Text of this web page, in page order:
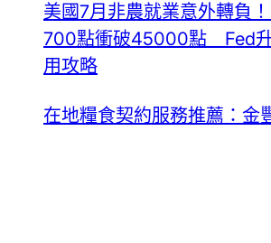
美國7月非農就業意外轉負
700點衝破45000點 Fed
用攻略
在地糧食契約服務推薦：金